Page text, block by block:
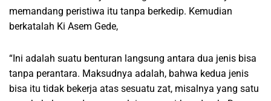
memandang peristiwa itu tanpa berkedip. Kemudian
berkatalah Ki Asem Gede,
“Ini adalah suatu benturan langsung antara dua jenis bisa
tanpa perantara. Maksudnya adalah, bahwa kedua jenis
bisa itu tidak bekerja atas sesuatu zat, misalnya yang satu